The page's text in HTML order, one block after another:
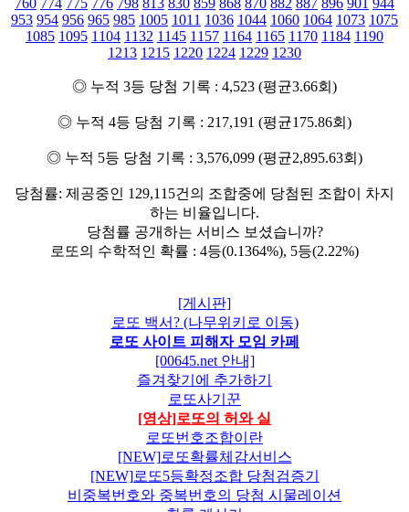
760 774 775 776 798 813 830 859 868 870 882 887 896 901 944
953 954 956 965 985 1005 1011 1036 1044 1060 1064 1073 1075
1085 1095 1104 1132 1145 1157 1164 1165 1170 1184 1190
1213 1215 1220 1224 1229 1230
◎ 누적 3등 당첨 기록 : 4,523 (평균3.66회)
◎ 누적 4등 당첨 기록 : 217,191 (평균175.86회)
◎ 누적 5등 당첨 기록 : 3,576,099 (평균2,895.63회)
당첨률: 제공중인 129,115건의 조합중에 당첨된 조합이 차지
하는 비율입니다.
당첨률 공개하는 서비스 보셨습니까?
로또의 수학적인 확률 : 4등(0.1364%), 5등(2.22%)
[게시판]
로또 백서? (나무위키로 이동)
로또 사이트 피해자 모임 카페
[00645.net 안내]
즐겨찾기에 추가하기
로또사기꾼
[영상]로또의 허와 실
로또번호조합이란
[NEW]로또확률체감서비스
[NEW]로또5등확정조합 당첨검증기
비중복번호와 중복번호의 당첨 시물레이션